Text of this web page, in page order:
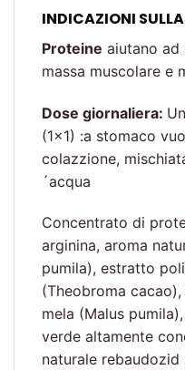
INDICAZIONI
Proteine ​​aiutano ad
massa muscolare e
Dose giornaliera:
(1×1) :a stomaco
colazzione,
´acqua
Concentrato di
arginina, aroma
pumila), estratto
(Theobroma
mela (Malus
verde altamente
naturale rebaudozid